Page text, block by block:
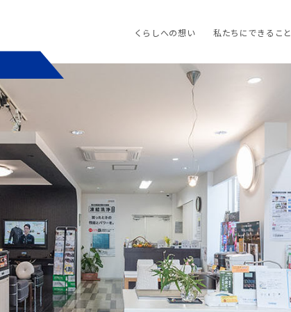
くらしへの想い 私たちにできること